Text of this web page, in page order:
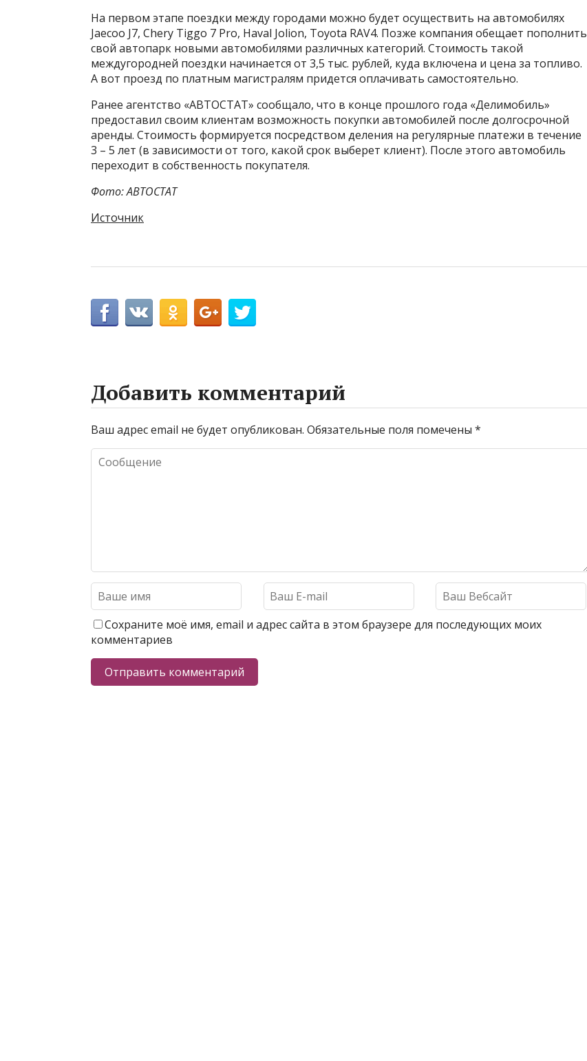
На первом этапе поездки между городами можно будет осуществить на автомобилях
Jaecoo J7, Chery Tiggo 7 Pro, Haval Jolion, Toyota RAV4. Позже компания обещает пополнить
свой автопарк новыми автомобилями различных категорий. Стоимость такой
междугородней поездки начинается от 3,5 тыс. рублей, куда включена и цена за топливо.
А вот проезд по платным магистралям придется оплачивать самостоятельно.
Ранее агентство «АВТОСТАТ» сообщало, что в конце прошлого года «Делимобиль»
предоставил своим клиентам возможность покупки автомобилей после долгосрочной
аренды. Стоимость формируется посредством деления на регулярные платежи в течение
3 – 5 лет (в зависимости от того, какой срок выберет клиент). После этого автомобиль
переходит в собственность покупателя.
Фото: АВТОСТАТ
Источник
Добавить комментарий
Ваш адрес email не будет опубликован. Обязательные поля помечены *
Сохраните моё имя, email и адрес сайта в этом браузере для последующих моих
комментариев